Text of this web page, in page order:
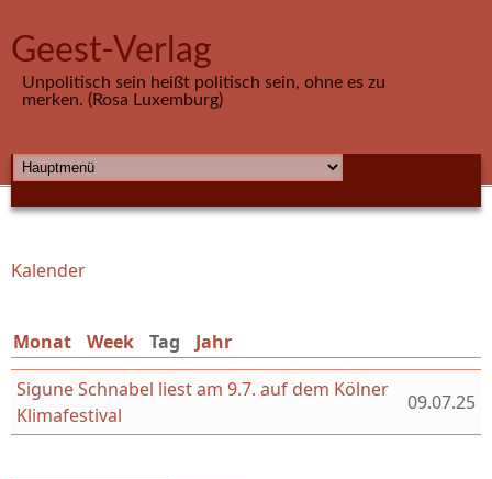
Geest-Verlag
Unpolitisch sein heißt politisch sein, ohne es zu
merken. (Rosa Luxemburg)
HAUPTMENÜ
Sie sind hier
Kalender
Monat Week Tag (aktiver Reiter)
Jahr
Sigune Schnabel liest am 9.7. auf dem Kölner
Klimafestival
09.07.25